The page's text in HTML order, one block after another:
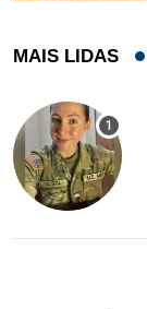
MAIS LIDAS